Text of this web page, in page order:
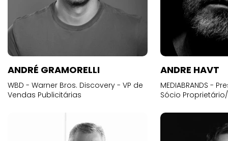
ANDRÉ GRAMORELLI
WBD - Warner Bros. Discovery - VP de
Vendas Publicitárias
ANDRE HAVT
MEDIABRANDS -
Sócio